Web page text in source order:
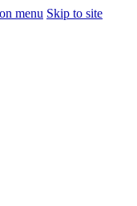
menu Skip to site